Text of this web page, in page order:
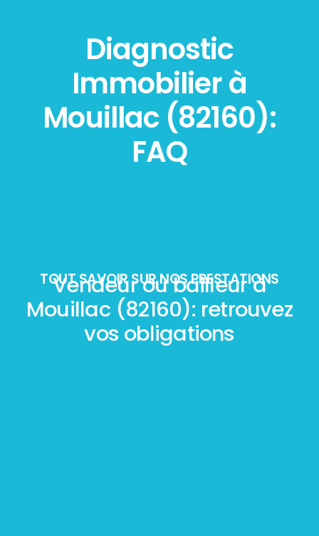
Diagnostic
Immobilier à
Mouillac (82160):
FAQ
TOUT SAVOIR SUR NOS PRESTATIONS
Vendeur ou bailleur à
Mouillac (82160): retrouvez
vos obligations